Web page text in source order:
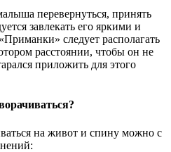
перевернуться, принять
завлекать его яркими и
следует располагать
расстоянии, чтобы он не
приложить для этого
на живот и спину можно с